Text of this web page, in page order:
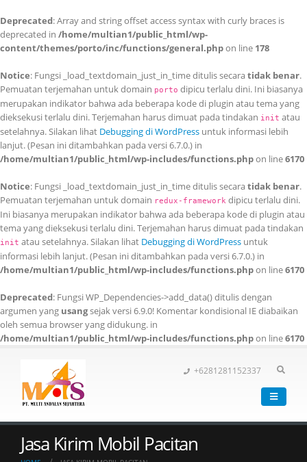
Deprecated: Array and string offset access syntax with curly braces is
deprecated in /home/multian1/public_html/wp-
content/themes/porto/inc/functions/general.phpon line 178
Notice: Fungsi _load_textdomain_just_in_time ditulis secaratidak benar.
Pemuatan terjemahan untuk domain porto dipicu terlalu dini. Ini biasanya
merupakan indikator bahwa ada beberapa kode di plugin atau tema yang
dieksekusi terlalu dini. Terjemahan harus dimuat pada tindakan init atau
setelahnya. Silakan lihat Debugging di WordPress untuk informasi lebih
lanjut. (Pesan ini ditambahkan pada versi 6.7.0.) in
/home/multian1/public_html/wp-includes/functions.phpon line6170
Notice: Fungsi _load_textdomain_just_in_time ditulis secaratidak benar.
Pemuatan terjemahan untuk domain redux-framework dipicu terlalu dini.
Ini biasanya merupakan indikator bahwa ada beberapa kode di plugin atau
tema yang dieksekusi terlalu dini. Terjemahan harus dimuat pada tindakan
init atau setelahnya. Silakan lihat Debugging di WordPress untuk
informasi lebih lanjut. (Pesan ini ditambahkan pada versi 6.7.0.) in
/home/multian1/public_html/wp-includes/functions.phpon line6170
Deprecated: Fungsi WP_Dependencies->add_data() ditulis dengan
argumen yang usangsejak versi 6.9.0! Komentar kondisional IE diabaikan
oleh semua browser yang didukung. in
/home/multian1/public_html/wp-includes/functions.phpon line6170
+6281281152337
Jasa Kirim Mobil Pacitan